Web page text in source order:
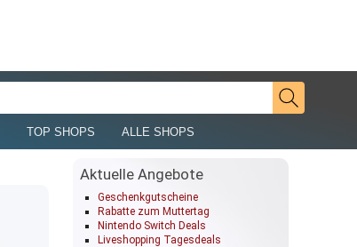
TOP SHOPS ALLE SHOPS
Aktuelle Angebote
Geschenkgutscheine
Rabatte zum Muttertag
Nintendo Switch Deals
Liveshopping Tagesdeals